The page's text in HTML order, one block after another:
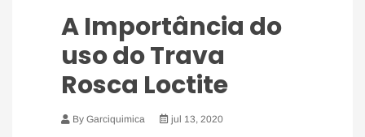
A Importância do
uso do Trava
Rosca Loctite
By Garciquimica jul 13, 2020